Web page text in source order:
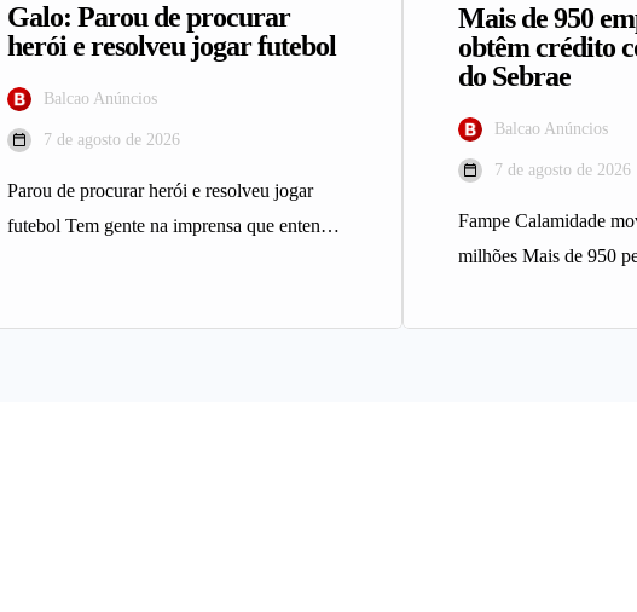
Galo: Parou de procurar
herói e resolveu jogar futebol
Balcao Anúncios
7 de agosto de 2026
Parou de procurar herói e resolveu jogar
futebol Tem gente na imprensa que entende
Mais de 950
obtêm crédito
do Sebrae
Balcao Anúncios
7 de agosto de 2026
Fampe Calamidade
milhões Mais de 950
climáticos…